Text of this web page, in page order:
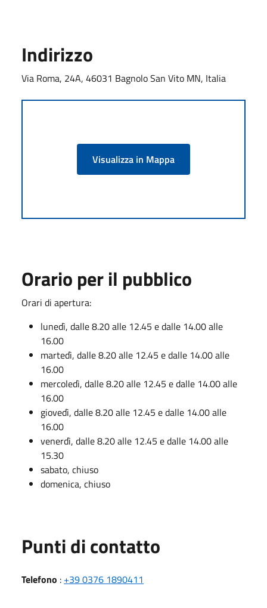
Indirizzo
Via Roma, 24A, 46031 Bagnolo San Vito MN, Italia
Visualizza in Mappa
Orario per il pubblico
Orari di apertura:
lunedì, dalle 8.20 alle 12.45 e dalle 14.00 alle
16.00
martedì, dalle 8.20 alle 12.45 e dalle 14.00 alle
16.00
mercoledì, dalle 8.20 alle 12.45 e dalle 14.00 alle
16.00
giovedì, dalle 8.20 alle 12.45 e dalle 14.00 alle
16.00
venerdì, dalle 8.20 alle 12.45 e dalle 14.00 alle
15.30
sabato, chiuso
domenica, chiuso
Punti di contatto
Telefono : +39 0376 1890411